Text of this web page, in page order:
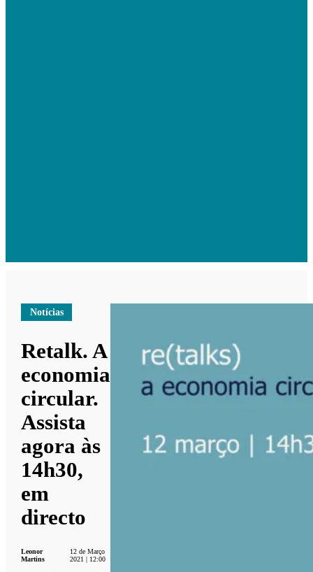
Notícias
Retalk. A
economia
circular.
Assista
agora às
14h30,
em
directo
Leonor
Martins
12 de Março
2021 | 12:00